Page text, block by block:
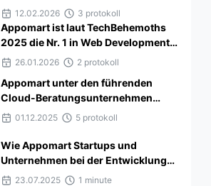
und Kunden bedeutet
12.02.2026 3 protokoll
Appomart ist laut TechBehemoths
2025 die Nr. 1 in Web Development,
Mobile App Development und
26.01.2026 2 protokoll
Appomart unter den führenden
Cloud-Beratungsunternehmen
2025 von Techreviewer.co
01.12.2025 5 protokoll
Wie Appomart Startups und
Unternehmen bei der Entwicklung
erfolgreicher IT-Produkte
23.07.2025 1 minute